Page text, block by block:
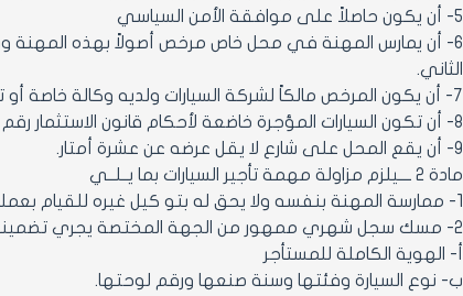
5- أن يكون حاصلاً على موافقة الأمن السياسي
6- أن يمارس المهنة في محل خاص مرخص أصولاً بهذه المهنة
الثاني.
7- أن يكون المرخص مالكاً لشركة السيارات ولديه وكالة خاصة أو تفويض من الشركة صاحبة السيارة بإعادة تأجير السيارة.
8- أن تكون السيارات المؤجرة خاضعة لأحكام قانون الاستثمار رقم /10/ لعلم 1999 وتعديلاته.
9- أن يقع المحل على شارع لا يقل عرضه عن عشرة أمتار.
مادة 2 ــــيلزم مزاولة مهمة تأجير السيارات بما يــلــي
1- ممارسة المهنة بنفسه ولا يحق له بتو كيل غيره للقيام بعمله.
2- مسك سجل شهري ممهور من الجهة المختصة يجري تضمينه قيد لكل عملية تأخير تتضمن:
‌أ- الهوية الكاملة للمستأجر
‌ب- نوع السيارة وفئتها وسنة صنعها ورقم لوحتها.